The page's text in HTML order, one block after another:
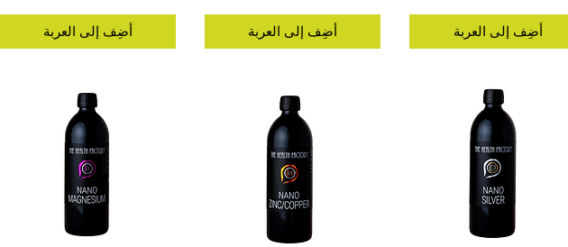
أضِف إلى العربة أضِف إلى العربة أضِف إلى العربة